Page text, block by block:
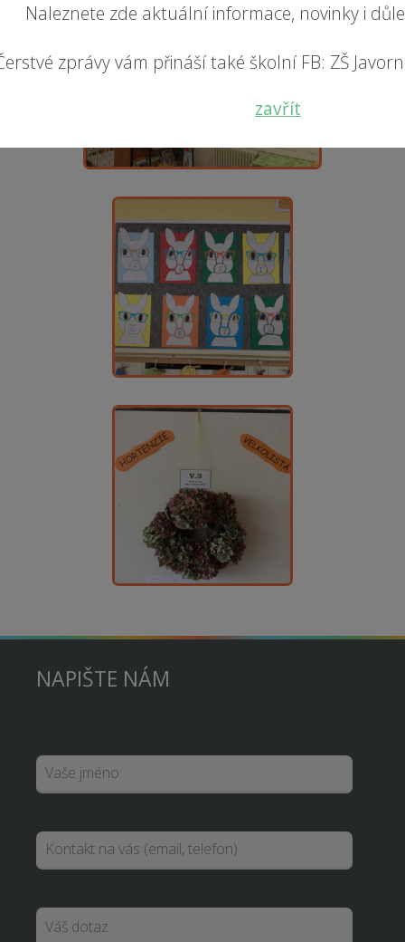
Naleznete zde aktuální informace, novinky i
zprávy vám přináší také školní FB: ZŠ
zavřít
NAPIŠTE NÁM